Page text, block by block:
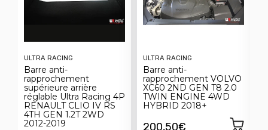
ULTRA RACING
Barre anti-
rapprochement
supérieure arrière
réglable Ultra Racing 4P
RENAULT CLIO IV RS
4TH GEN 1.2T 2WD
2012-2019
ULTRA RACING
Barre anti-
rapprochement VOLVO
XC60 2ND GEN T8 2.0
TWIN ENGINE 4WD
HYBRID 2018+
200,50€